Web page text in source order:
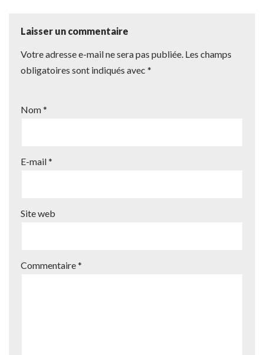
Laisser un commentaire
Votre adresse e-mail ne sera pas publiée. Les champs
obligatoires sont indiqués avec *
Nom*
E-mail*
Site web
Commentaire*